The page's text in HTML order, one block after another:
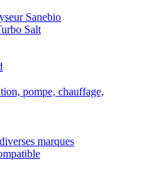
Sanebio
Salt
pompe, chauffage,
marques